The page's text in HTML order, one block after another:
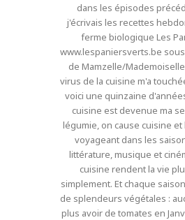
dans les épisodes
j'écrivais les recettes
ferme biologique Les
www.lespaniersverts.be
de Mamzelle/
virus de la cuisine m'a
voici une quinzaine
cuisine est devenue ma
légumie, on cause cuisine
voyageant dans les
littérature, musique et
cuisine rendent la vie
simplement. Et chaque
de splendeurs végétales :
plus avoir de tomates en